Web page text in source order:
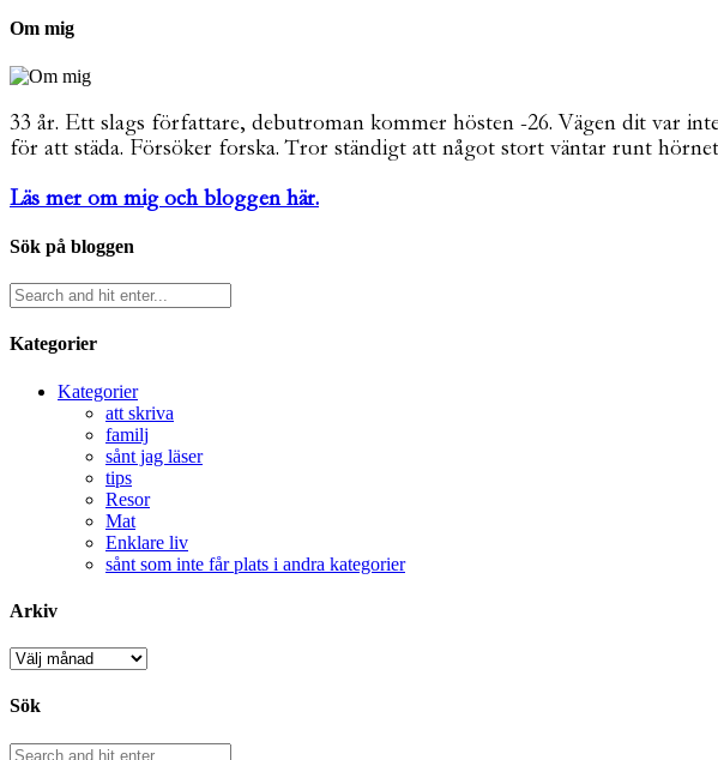
Om mig
33 år. Ett slags författare, debutroman kommer hösten -26. Vägen dit var
för att städa. Försöker forska. Tror ständigt att något stort väntar runt
Läs mer om mig och bloggen här.
Sök på bloggen
Kategorier
Kategorier
att skriva
familj
sånt jag läser
tips
Resor
Mat
Enklare liv
sånt som inte får plats i andra kategorier
Arkiv
Arkiv
Sök